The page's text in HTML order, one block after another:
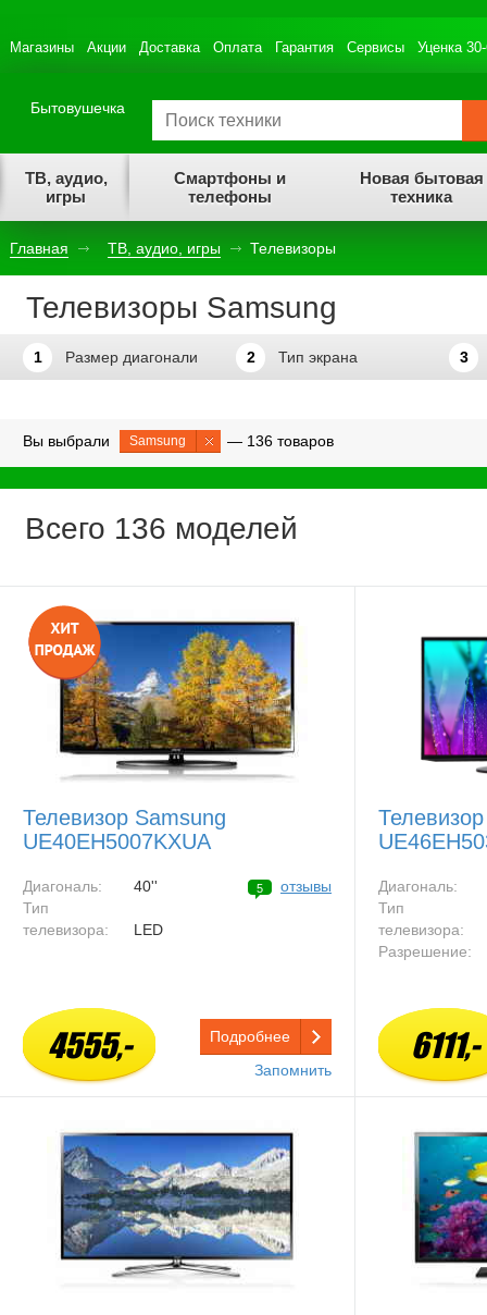
Магазины Акции Доставка Оплата Гарантия Сервисы Уценка
Бытовушечка
ТВ, аудио,
игры
Смартфоны и
телефоны
Новая бытовая
техника
Главная ТВ, аудио, игры Телевизоры
Телевизоры Samsung
1 Размер диагонали 2 Тип экрана 3
Вы выбрали Samsung — 136 товаров
Всего 136 моделей
Телевизор Samsung
UE40EH5007KXUA
Диагональ:
40''
Тип
телевизора:
LED
5 отзывы
4555,-
Подробнее
Запомнить
Диагональ:
Тип
телевизора:
Разрешение:
6111,-